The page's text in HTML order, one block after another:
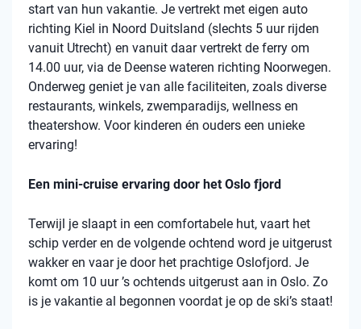
start van hun vakantie. Je vertrekt met eigen auto
richting Kiel in Noord Duitsland (slechts 5 uur rijden
vanuit Utrecht) en vanuit daar vertrekt de ferry om
14.00 uur, via de Deense wateren richting Noorwegen.
Onderweg geniet je van alle faciliteiten, zoals diverse
restaurants, winkels, zwemparadijs, wellness en
theatershow. Voor kinderen én ouders een unieke
ervaring!
Een mini-cruise ervaring door het Oslo fjord
Terwijl je slaapt in een comfortabele hut, vaart het
schip verder en de volgende ochtend word je uitgerust
wakker en vaar je door het prachtige Oslofjord. Je
komt om 10 uur ’s ochtends uitgerust aan in Oslo. Zo
is je vakantie al begonnen voordat je op de ski’s staat!